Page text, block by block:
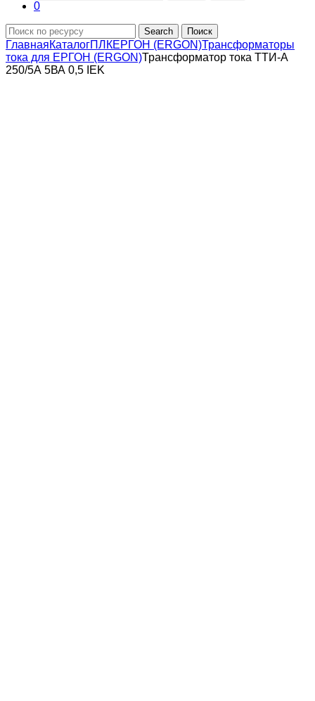
0
Search Поиск
ГлавнаяКаталогПЛКЕРГОН (ERGON)Трансформаторы
тока для ЕРГОН (ERGON)Трансформатор тока ТТИ-А
250/5А 5ВА 0,5 IEK